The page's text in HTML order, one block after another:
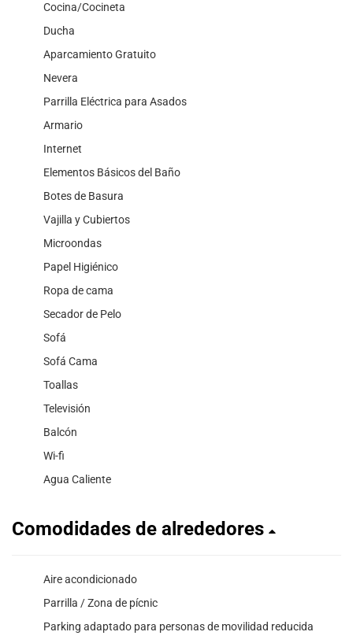
Cocina/Cocineta
Ducha
Aparcamiento Gratuito
Nevera
Parrilla Eléctrica para Asados
Armario
Internet
Elementos Básicos del Baño
Botes de Basura
Vajilla y Cubiertos
Microondas
Papel Higiénico
Ropa de cama
Secador de Pelo
Sofá
Sofá Cama
Toallas
Televisión
Balcón
Wi-fi
Agua Caliente
Comodidades de alrededores
Aire acondicionado
Parrilla / Zona de pícnic
Parking adaptado para personas de movilidad reducida